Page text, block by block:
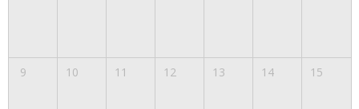
9 10 11 12 13 14 15